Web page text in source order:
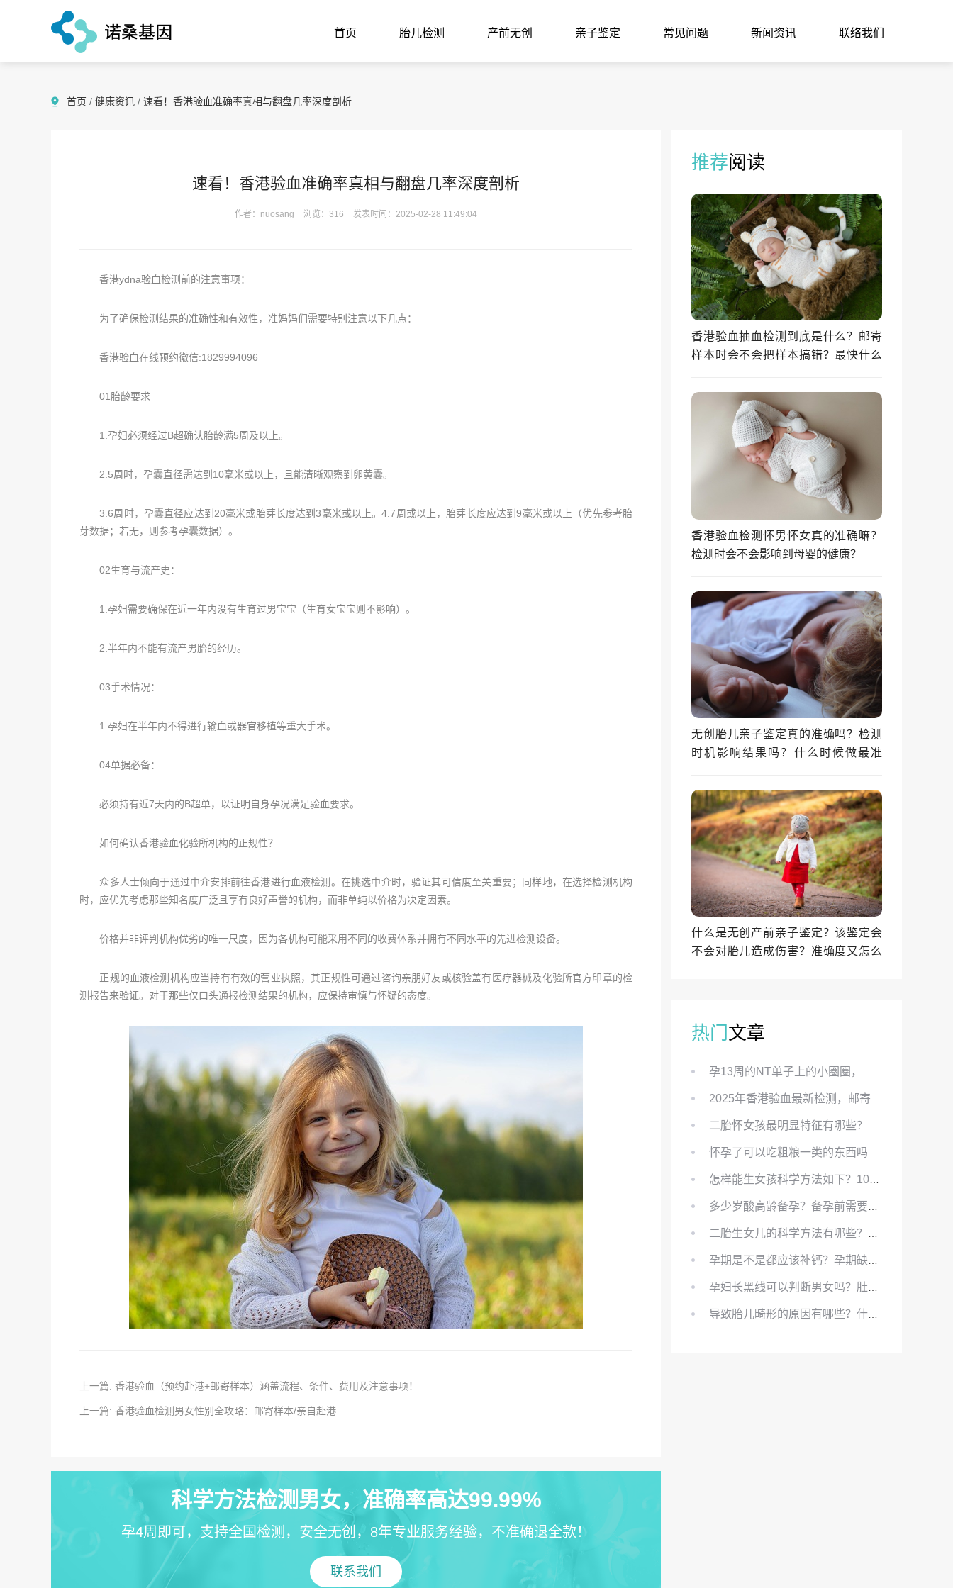
首页 胎儿检测 产前无创 亲子鉴定 常见问题 新闻资讯 联络我们
首页 / 健康资讯 / 速看！香港验血准确率真相与翻盘几率深度剖析
速看！香港验血准确率真相与翻盘几率深度剖析
作者：nuosang 浏览：316 发表时间：2025-02-28 11:49:04
香港ydna验血检测前的注意事项：
为了确保检测结果的准确性和有效性，准妈妈们需要特别注意以下几点：
香港验血在线预约徽信:1829994096
01胎龄要求
1.孕妇必须经过B超确认胎龄满5周及以上。
2.5周时，孕囊直径需达到10毫米或以上，且能清晰观察到卵黄囊。
3.6周时，孕囊直径应达到20毫米或胎芽长度达到3毫米或以上。4.7周或以上，胎芽长度应达到9毫米或以上（优先参考胎
芽数据；若无，则参考孕囊数据）。
02生育与流产史：
1.孕妇需要确保在近一年内没有生育过男宝宝（生育女宝宝则不影响）。
2.半年内不能有流产男胎的经历。
03手术情况：
1.孕妇在半年内不得进行输血或器官移植等重大手术。
04单据必备：
必须持有近7天内的B超单，以证明自身孕况满足验血要求。
如何确认香港验血化验所机构的正规性？
众多人士倾向于通过中介安排前往香港进行血液检测。在挑选中介时，验证其可信度至关重要；同样地，在选择检测机构
时，应优先考虑那些知名度广泛且享有良好声誉的机构，而非单纯以价格为决定因素。
价格并非评判机构优劣的唯一尺度，因为各机构可能采用不同的收费体系并拥有不同水平的先进检测设备。
正规的血液检测机构应当持有有效的营业执照，其正规性可通过咨询亲朋好友或核验盖有医疗器械及化验所官方印章的检
测报告来验证。对于那些仅口头通报检测结果的机构，应保持审慎与怀疑的态度。
上一篇: 香港验血（预约赴港+邮寄样本）涵盖流程、条件、费用及注意事项！
上一篇: 香港验血检测男女性别全攻略：邮寄样本/亲自赴港
科学方法检测男女，准确率高达99.99%
孕4周即可，支持全国检测，安全无创，8年专业服务经验，不准确退全款！
联系我们
推荐阅读
香港验血抽血检测到底是什么？邮寄
样本时会不会把样本搞错？最快什么
香港验血检测怀男怀女真的准确嘛？
检测时会不会影响到母婴的健康？
无创胎儿亲子鉴定真的准确吗？检测
时机影响结果吗？什么时候做最准
什么是无创产前亲子鉴定？该鉴定会
不会对胎儿造成伤害？准确度又怎么
热门文章